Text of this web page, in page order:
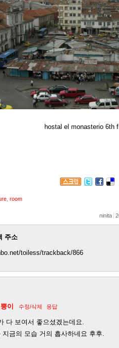
hostal el monasterio 6th
room
ninita
주소
toiless/trackback/866
이 수정/삭제 응답
다 보여서 좋으셨겠는데요.
지금의 모습 거의 흡사하네요 후후.